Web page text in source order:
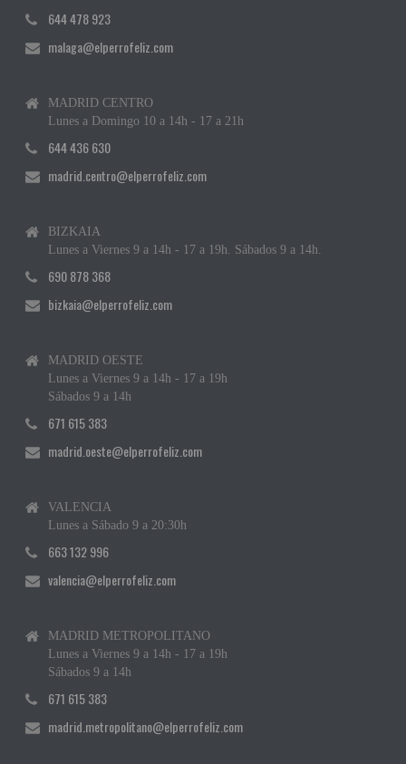
644 478 923
malaga@elperrofeliz.com
MADRID CENTRO
Lunes a Domingo 10 a 14h - 17 a 21h
644 436 630
madrid.centro@elperrofeliz.com
BIZKAIA
Lunes a Viernes 9 a 14h - 17 a 19h. Sábados 9 a 14h.
690 878 368
bizkaia@elperrofeliz.com
MADRID OESTE
Lunes a Viernes 9 a 14h - 17 a 19h
Sábados 9 a 14h
671 615 383
madrid.oeste@elperrofeliz.com
VALENCIA
Lunes a Sábado 9 a 20:30h
663 132 996
valencia@elperrofeliz.com
MADRID METROPOLITANO
Lunes a Viernes 9 a 14h - 17 a 19h
Sábados 9 a 14h
671 615 383
madrid.metropolitano@elperrofeliz.com